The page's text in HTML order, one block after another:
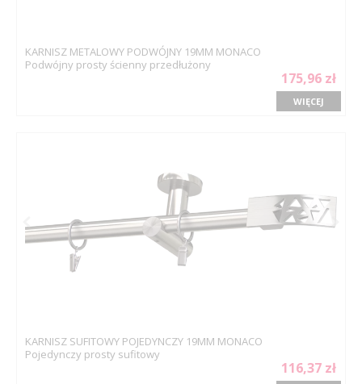
KARNISZ METALOWY PODWÓJNY 19MM MONACO
Podwójny prosty ścienny przedłużony
175,96 zł
WIĘCEJ
KARNISZ SUFITOWY POJEDYNCZY 19MM MONACO
Pojedynczy prosty sufitowy
116,37 zł